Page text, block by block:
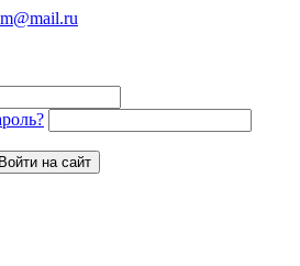
Войти на сайт